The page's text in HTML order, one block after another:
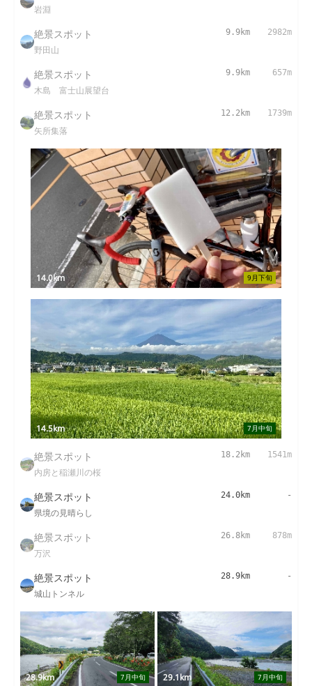
岩淵
絶景スポット
野田山
9.9km 2982m
絶景スポット
木島 富士山展望台
9.9km 657m
絶景スポット
矢所集落
12.2km 1739m
9月下旬
14.0km
7月中旬
14.5km
絶景スポット
内房と稲瀬川の桜
18.2km 1541m
絶景スポット
県境の見晴らし
24.0km -
絶景スポット
万沢
26.8km 878m
絶景スポット
城山トンネル
28.9km -
7月中旬
28.9km 7月中旬
29.1km